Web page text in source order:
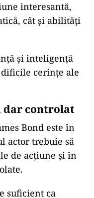
interesantă,
cât și abilități
și inteligență
cerințe ale
dar controlat
Bond este în
actor trebuie să
de acțiune și în
suficient ca